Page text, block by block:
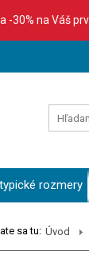
-30% na Váš
rozmery
sa tu: Úvod